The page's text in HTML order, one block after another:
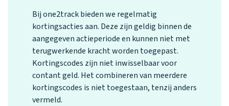
Bij one2track bieden we regelmatig
kortingsacties aan. Deze zijn geldig binnen de
aangegeven actieperiode en kunnen niet met
terugwerkende kracht worden toegepast.
Kortingscodes zijn niet inwisselbaar voor
contant geld. Het combineren van meerdere
kortingscodes is niet toegestaan, tenzij anders
vermeld.